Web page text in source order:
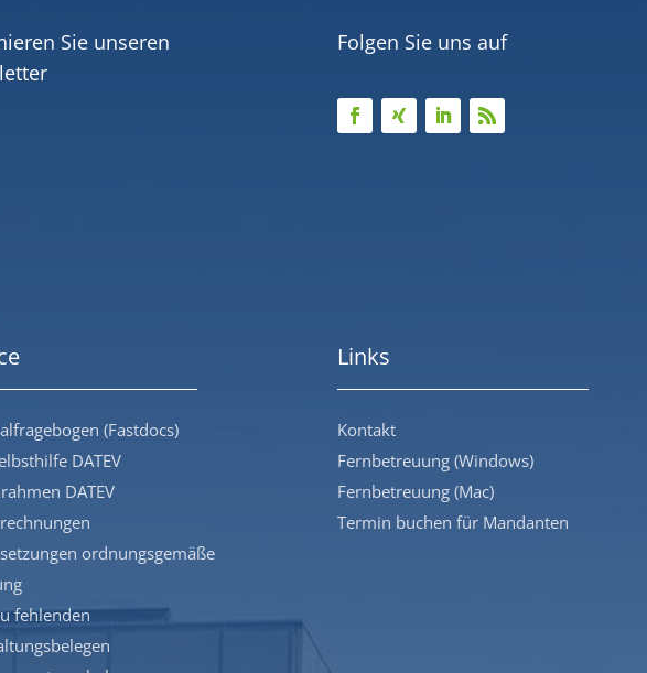
Sie unseren
Folgen Sie uns auf
(Fastdocs)
DATEV
DATEV
ordnungsgemäße
fehlenden
Links
Kontakt
Fernbetreuung (Windows)
Fernbetreuung (Mac)
Termin buchen für Mandanten